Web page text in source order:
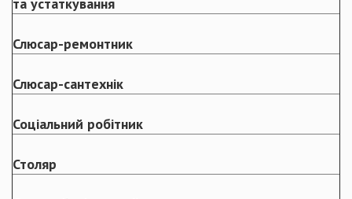
Слюсар-ремонтник
Слюсар-сантехнік
Соціальний робітник
Столяр